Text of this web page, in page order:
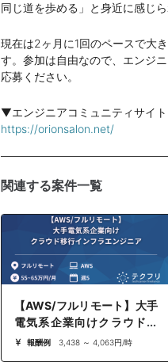
同じ道を歩める」と身近に感じ
現在は2ヶ月に1回のペースで大
す。参加は自由なので、エンジ
応募ください。
▼エンジニアコミュニティサイト
https://orionsalon.net/
関連する案件一覧
【AWS/フルリモート】大手
電気系企業向けクラウド移
行インフラエンジニア
報酬例 3,438 ～ 4,063円/時